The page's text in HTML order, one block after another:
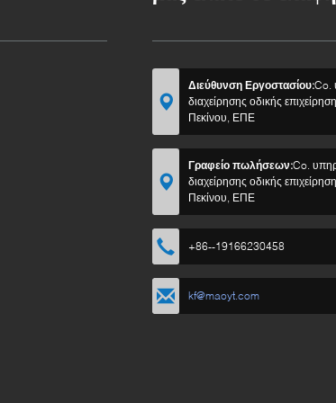
Διεύθυνση Εργοστασίου:Co.
διαχείρησης οδικής
Πεκίνου, ΕΠΕ
Γραφείο πωλήσεων:Co.
διαχείρησης οδικής
Πεκίνου, ΕΠΕ
+86--19166230458
kf@maoyt.com